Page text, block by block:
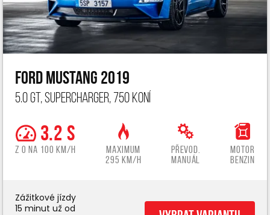
Ford Mustang 2019
5.0 GT, Supercharger, 750 koní
3.2 s
z 0 na 100 km/h
Maximum
295 km/h
Převod.
manuál
Motor
benzin
Zážitkové jízdy
15 minut už od